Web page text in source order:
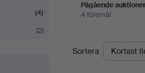
(4)
(2)
Pågående auktioner
4 föremål
Pågående
auktioner
Sortera